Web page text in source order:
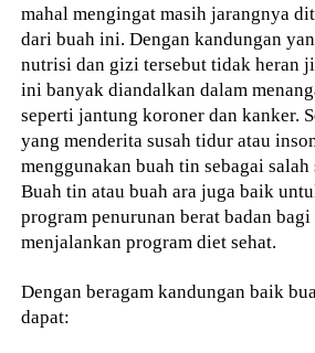
mahal mengingat masih jarangnya
dari buah ini. Dengan kandungan
nutrisi dan gizi tersebut tidak heran
ini banyak diandalkan dalam
seperti jantung koroner dan kanker.
yang menderita susah tidur atau
menggunakan buah tin sebagai
Buah tin atau buah ara juga baik
program penurunan berat badan
menjalankan program diet sehat.
Dengan beragam kandungan baik
dapat: